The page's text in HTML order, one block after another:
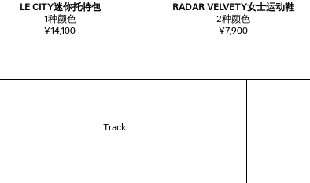
LE CITY迷你托特包
1种颜色
¥14,100
RADAR VELVETY女士运动鞋
2种颜色
¥7,900
Track